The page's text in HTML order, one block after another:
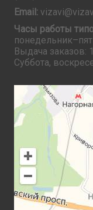
Email:
Часы работы
Выдача заказов:
Суббота,